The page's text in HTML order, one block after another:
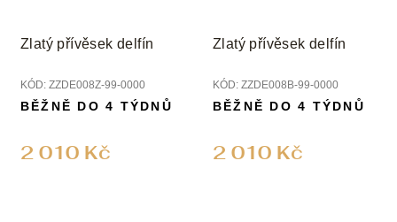
Zlatý přívěsek delfín
KÓD: ZZDE008Z-99-0000
2 010 Kč
BĚŽNĚ DO 4 TÝDNŮ
Zlatý přívěsek delfín
KÓD: ZZDE008B-99-0000
2 010 Kč
BĚŽNĚ DO 4 TÝDNŮ